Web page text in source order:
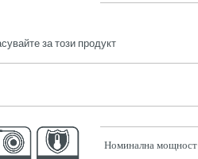
за този продукт
Номинална мощност